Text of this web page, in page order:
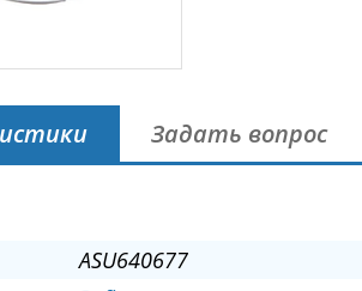
Задать вопрос
ASU640677